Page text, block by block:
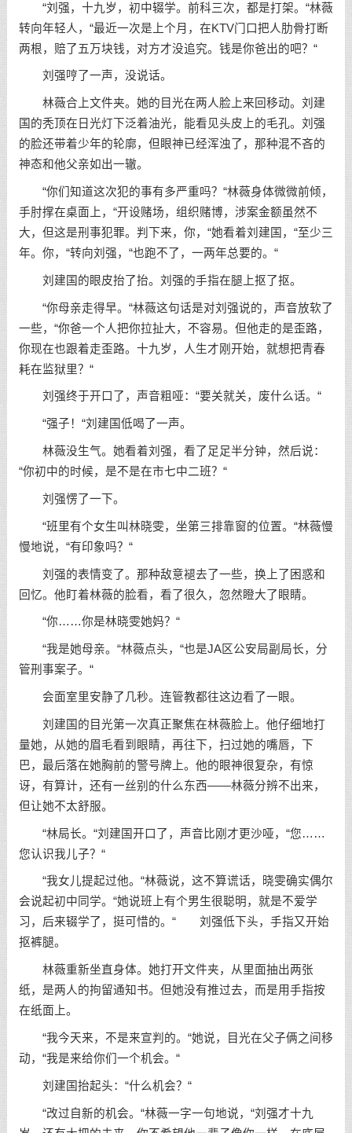
“刘强，十九岁，初中辍学。前科三次，都是打架。“林薇
转向年轻人，“最近一次是上个月，在KTV门口把人肋骨打断
两根，赔了五万块钱，对方才没追究。钱是你爸出的吧？“
刘强哼了一声，没说话。
林薇合上文件夹。她的目光在两人脸上来回移动。刘建
国的秃顶在日光灯下泛着油光，能看见头皮上的毛孔。刘强
的脸还带着少年的轮廓，但眼神已经浑浊了，那种混不吝的
神态和他父亲如出一辙。
“你们知道这次犯的事有多严重吗？“林薇身体微微前倾，
手肘撑在桌面上，“开设赌场，组织赌博，涉案金额虽然不
大，但这是刑事犯罪。判下来，你，“她看着刘建国，“至少三
年。你，“转向刘强，“也跑不了，一两年总要的。“
刘建国的眼皮抬了抬。刘强的手指在腿上抠了抠。
“你母亲走得早。“林薇这句话是对刘强说的，声音放软了
一些，“你爸一个人把你拉扯大，不容易。但他走的是歪路，
你现在也跟着走歪路。十九岁，人生才刚开始，就想把青春
耗在监狱里？“
刘强终于开口了，声音粗哑：“要关就关，废什么话。“
“强子！“刘建国低喝了一声。
林薇没生气。她看着刘强，看了足足半分钟，然后说：
“你初中的时候，是不是在市七中二班？“
刘强愣了一下。
“班里有个女生叫林晓雯，坐第三排靠窗的位置。“林薇慢
慢地说，“有印象吗？“
刘强的表情变了。那种敌意褪去了一些，换上了困惑和
回忆。他盯着林薇的脸看，看了很久，忽然瞪大了眼睛。
“你……你是林晓雯她妈？“
“我是她母亲。“林薇点头，“也是JA区公安局副局长，分
管刑事案子。“
会面室里安静了几秒。连管教都往这边看了一眼。
刘建国的目光第一次真正聚焦在林薇脸上。他仔细地打
量她，从她的眉毛看到眼睛，再往下，扫过她的嘴唇，下
巴，最后落在她胸前的警号牌上。他的眼神很复杂，有惊
讶，有算计，还有一丝别的什么东西——林薇分辨不出来，
但让她不太舒服。
“林局长。“刘建国开口了，声音比刚才更沙哑，“您……
您认识我儿子？“
“我女儿提起过他。“林薇说，这不算谎话，晓雯确实偶尔
会说起初中同学。“她说班上有个男生很聪明，就是不爱学
习，后来辍学了，挺可惜的。“ 刘强低下头，手指又开始
抠裤腿。
林薇重新坐直身体。她打开文件夹，从里面抽出两张
纸，是两人的拘留通知书。但她没有推过去，而是用手指按
在纸面上。
“我今天来，不是来宣判的。“她说，目光在父子俩之间移
动，“我是来给你们一个机会。“
刘建国抬起头：“什么机会？“
“改过自新的机会。“林薇一字一句地说，“刘强才十九